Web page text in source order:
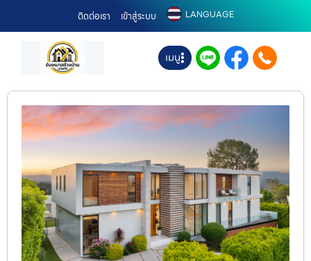
ติดต่อเรา เข้าสู่ระบบ LANGUAGE
เมนู